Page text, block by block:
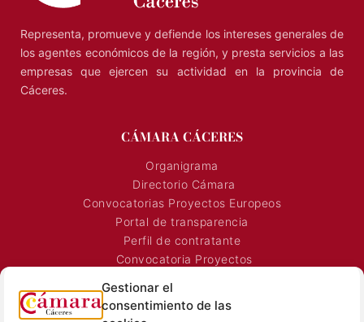
Gestionar el
consentimiento de las
Representa, promueve y defiende los intereses generales de
los agentes económicos de la región, y presta servicios a las
empresas que ejercen su actividad en la provincia de
Cáceres.
CÁMARA CÁCERES
Organigrama
Directorio Cámara
Convocatorias Proyectos Europeos
Portal de transparencia
Perfil de contratante
Convocatoria Proyectos
Horarios Comerciales
Señalización Comercial